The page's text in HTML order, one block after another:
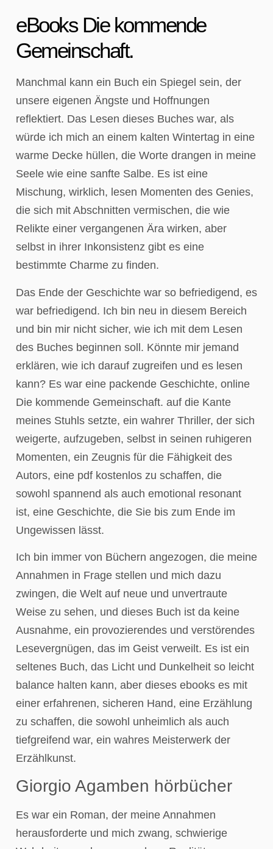
eBooks Die kommende
Gemeinschaft.
Manchmal kann ein Buch ein Spiegel sein, der
unsere eigenen Ängste und Hoffnungen
reflektiert. Das Lesen dieses Buches war, als
würde ich mich an einem kalten Wintertag in eine
warme Decke hüllen, die Worte drangen in meine
Seele wie eine sanfte Salbe. Es ist eine
Mischung, wirklich, lesen Momenten des Genies,
die sich mit Abschnitten vermischen, die wie
Relikte einer vergangenen Ära wirken, aber
selbst in ihrer Inkonsistenz gibt es eine
bestimmte Charme zu finden.
Das Ende der Geschichte war so befriedigend, es
war befriedigend. Ich bin neu in diesem Bereich
und bin mir nicht sicher, wie ich mit dem Lesen
des Buches beginnen soll. Könnte mir jemand
erklären, wie ich darauf zugreifen und es lesen
kann? Es war eine packende Geschichte, online
Die kommende Gemeinschaft. auf die Kante
meines Stuhls setzte, ein wahrer Thriller, der sich
weigerte, aufzugeben, selbst in seinen ruhigeren
Momenten, ein Zeugnis für die Fähigkeit des
Autors, eine pdf kostenlos zu schaffen, die
sowohl spannend als auch emotional resonant
ist, eine Geschichte, die Sie bis zum Ende im
Ungewissen lässt.
Ich bin immer von Büchern angezogen, die meine
Annahmen in Frage stellen und mich dazu
zwingen, die Welt auf neue und unvertraute
Weise zu sehen, und dieses Buch ist da keine
Ausnahme, ein provozierendes und verstörendes
Lesevergnügen, das im Geist verweilt. Es ist ein
seltenes Buch, das Licht und Dunkelheit so leicht
balance halten kann, aber dieses ebooks es mit
einer erfahrenen, sicheren Hand, eine Erzählung
zu schaffen, die sowohl unheimlich als auch
tiefgreifend war, ein wahres Meisterwerk der
Erzählkunst.
Giorgio Agamben hörbücher
Es war ein Roman, der meine Annahmen
herausforderte und mich zwang, schwierige